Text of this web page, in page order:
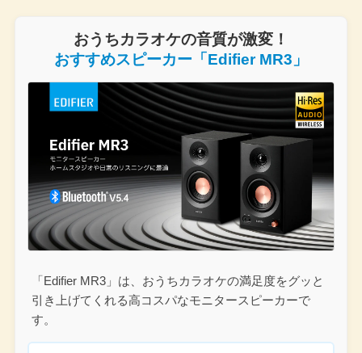
おうちカラオケの音質が激変！
おすすめスピーカー「Edifier MR3」
「Edifier MR3」は、おうちカラオケの満足度をグッと
引き上げてくれる高コスパなモニタースピーカーで
す。